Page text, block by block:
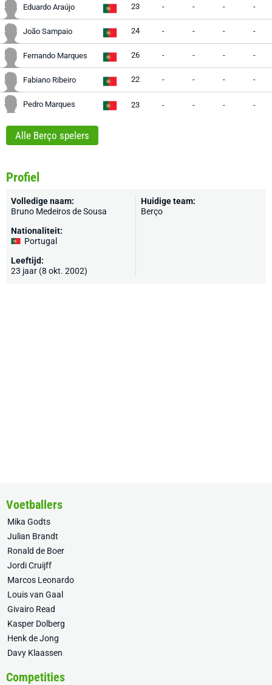
Eduardo Araújo 23 - - - -
João Sampaio 24 - - - -
Fernando Marques 26 - - - -
Fabiano Ribeiro 22 - - - -
Pedro Marques 23 - - - -
Alle Berço spelers
Profiel
Volledige naam:
Bruno Medeiros de Sousa
Nationaliteit:
Portugal
Leeftijd:
23 jaar (8 okt. 2002)
Huidige team:
Berço
Voetballers
Mika Godts
Julian Brandt
Ronald de Boer
Jordi Cruijff
Marcos Leonardo
Louis van Gaal
Givairo Read
Kasper Dolberg
Henk de Jong
Davy Klaassen
Competities